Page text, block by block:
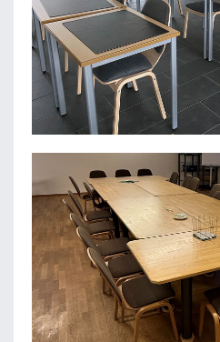
SCHULVEREIN